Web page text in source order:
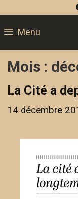
content
Menu
Mois :
La Cité a
14 décembre